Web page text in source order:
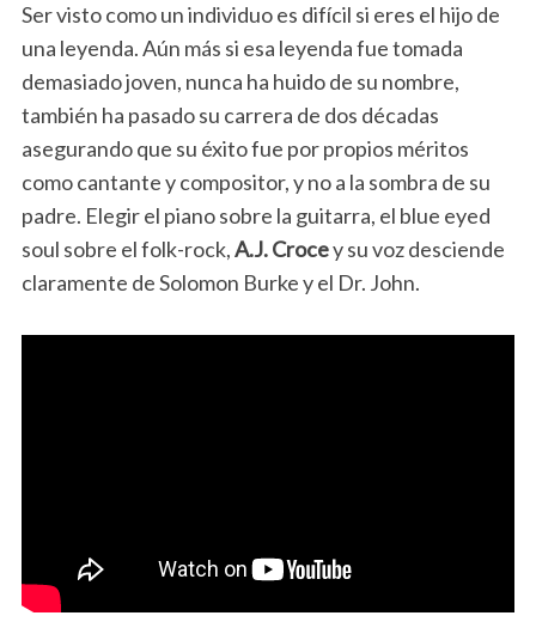
Ser visto como un individuo es difícil si eres el hijo de
una leyenda. Aún más si esa leyenda fue tomada
demasiado joven, nunca ha huido de su nombre,
también ha pasado su carrera de dos décadas
asegurando que su éxito fue por propios méritos
como cantante y compositor, y no a la sombra de su
padre. Elegir el piano sobre la guitarra, el blue eyed
soul sobre el folk-rock,A.J. Crocey su voz desciende
claramente de Solomon Burke y el Dr. John.